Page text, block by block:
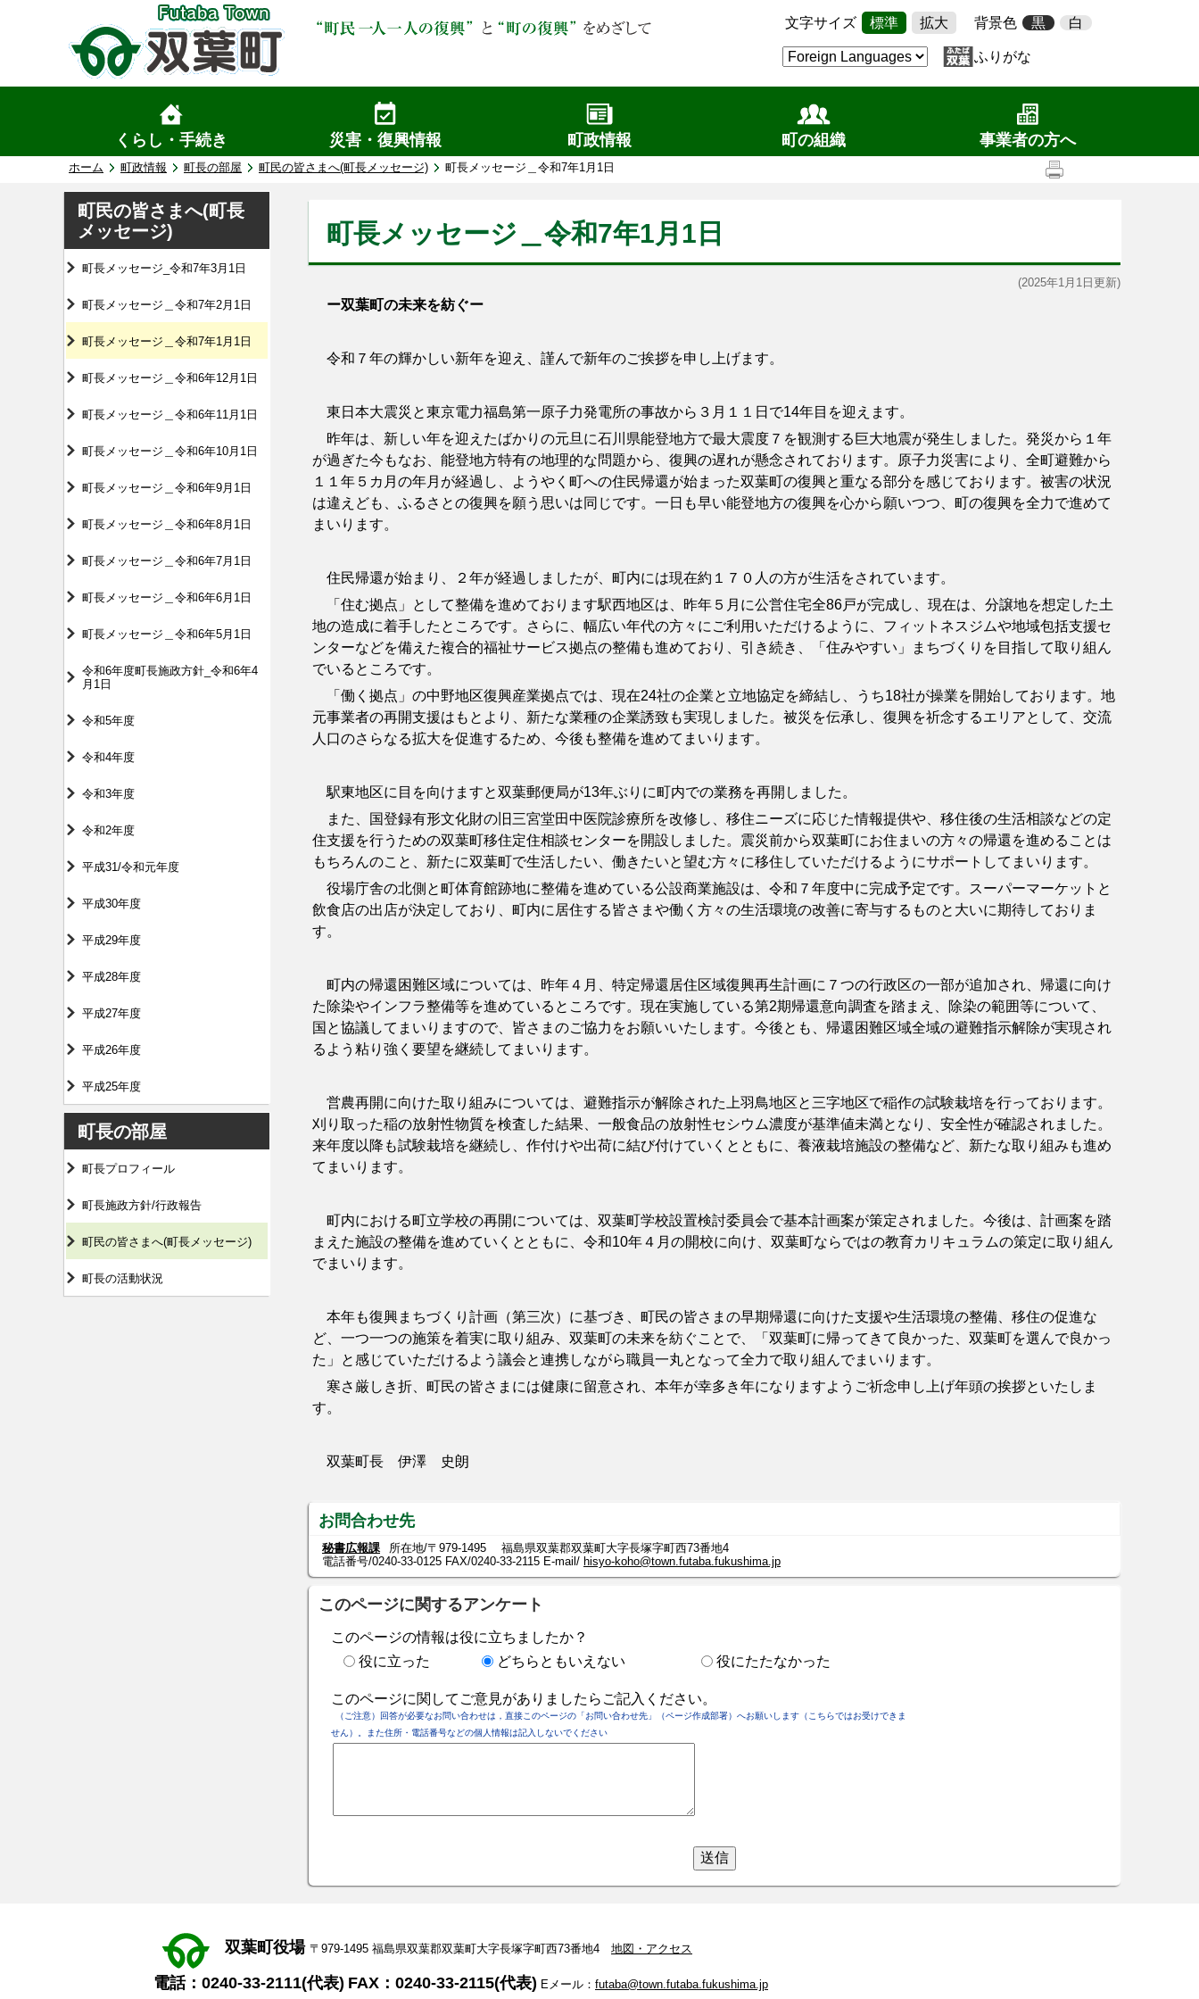
文字サイズ 標準 拡大 背景色 黒 白
ふりがな
くらし・手続き 災害・復興情報 町政情報 町の組織 事業者の方へ
ホーム 町政情報 町長の部屋 町民の皆さまへ(町長メッセージ) 町長メッセージ＿令和7年1月1日
町民の皆さまへ(町長
メッセージ)
町長メッセージ_令和7年3月1日
町長メッセージ＿令和7年2月1日
町長メッセージ＿令和7年1月1日
町長メッセージ＿令和6年12月1日
町長メッセージ＿令和6年11月1日
町長メッセージ＿令和6年10月1日
町長メッセージ＿令和6年9月1日
町長メッセージ＿令和6年8月1日
町長メッセージ＿令和6年7月1日
町長メッセージ＿令和6年6月1日
町長メッセージ＿令和6年5月1日
令和6年度町長施政方針_令和6年4
月1日
令和5年度
令和4年度
令和3年度
令和2年度
平成31/令和元年度
平成30年度
平成29年度
平成28年度
平成27年度
平成26年度
平成25年度
町長の部屋
町長プロフィール
町長施政方針/行政報告
町民の皆さまへ(町長メッセージ)
町長の活動状況
町長メッセージ＿令和7年1月1日
(2025年1月1日更新)
ー双葉町の未来を紡ぐー
令和７年の輝かしい新年を迎え、謹んで新年のご挨拶を申し上げます。
東日本大震災と東京電力福島第一原子力発電所の事故から３月１１日で14年目を迎えます。
昨年は、新しい年を迎えたばかりの元旦に石川県能登地方で最大震度７を観測する巨大地震が発生しました。発災から１年
が過ぎた今もなお、能登地方特有の地理的な問題から、復興の遅れが懸念されております。原子力災害により、全町避難から
１１年５カ月の年月が経過し、ようやく町への住民帰還が始まった双葉町の復興と重なる部分を感じております。被害の状況
は違えども、ふるさとの復興を願う思いは同じです。一日も早い能登地方の復興を心から願いつつ、町の復興を全力で進めて
まいります。
住民帰還が始まり、２年が経過しましたが、町内には現在約１７０人の方が生活をされています。
「住む拠点」として整備を進めております駅西地区は、昨年５月に公営住宅全86戸が完成し、現在は、分譲地を想定した土
地の造成に着手したところです。さらに、幅広い年代の方々にご利用いただけるように、フィットネスジムや地域包括支援セ
ンターなどを備えた複合的福祉サービス拠点の整備も進めており、引き続き、「住みやすい」まちづくりを目指して取り組ん
でいるところです。
「働く拠点」の中野地区復興産業拠点では、現在24社の企業と立地協定を締結し、うち18社が操業を開始しております。地
元事業者の再開支援はもとより、新たな業種の企業誘致も実現しました。被災を伝承し、復興を祈念するエリアとして、交流
人口のさらなる拡大を促進するため、今後も整備を進めてまいります。
駅東地区に目を向けますと双葉郵便局が13年ぶりに町内での業務を再開しました。
また、国登録有形文化財の旧三宮堂田中医院診療所を改修し、移住ニーズに応じた情報提供や、移住後の生活相談などの定
住支援を行うための双葉町移住定住相談センターを開設しました。震災前から双葉町にお住まいの方々の帰還を進めることは
もちろんのこと、新たに双葉町で生活したい、働きたいと望む方々に移住していただけるようにサポートしてまいります。
役場庁舎の北側と町体育館跡地に整備を進めている公設商業施設は、令和７年度中に完成予定です。スーパーマーケットと
飲食店の出店が決定しており、町内に居住する皆さまや働く方々の生活環境の改善に寄与するものと大いに期待しておりま
す。
町内の帰還困難区域については、昨年４月、特定帰還居住区域復興再生計画に７つの行政区の一部が追加され、帰還に向け
た除染やインフラ整備等を進めているところです。現在実施している第2期帰還意向調査を踏まえ、除染の範囲等について、
国と協議してまいりますので、皆さまのご協力をお願いいたします。今後とも、帰還困難区域全域の避難指示解除が実現され
るよう粘り強く要望を継続してまいります。
営農再開に向けた取り組みについては、避難指示が解除された上羽鳥地区と三字地区で稲作の試験栽培を行っております。
刈り取った稲の放射性物質を検査した結果、一般食品の放射性セシウム濃度が基準値未満となり、安全性が確認されました。
来年度以降も試験栽培を継続し、作付けや出荷に結び付けていくとともに、養液栽培施設の整備など、新たな取り組みも進め
てまいります。
町内における町立学校の再開については、双葉町学校設置検討委員会で基本計画案が策定されました。今後は、計画案を踏
まえた施設の整備を進めていくとともに、令和10年４月の開校に向け、双葉町ならではの教育カリキュラムの策定に取り組ん
でまいります。
本年も復興まちづくり計画（第三次）に基づき、町民の皆さまの早期帰還に向けた支援や生活環境の整備、移住の促進な
ど、一つ一つの施策を着実に取り組み、双葉町の未来を紡ぐことで、「双葉町に帰ってきて良かった、双葉町を選んで良かっ
た」と感じていただけるよう議会と連携しながら職員一丸となって全力で取り組んでまいります。
寒さ厳しき折、町民の皆さまには健康に留意され、本年が幸多き年になりますようご祈念申し上げ年頭の挨拶といたしま
す。
双葉町長 伊澤 史朗
お問合わせ先
秘書広報課
所在地/〒979-1495 福島県双葉郡双葉町大字長塚字町西73番地4
電話番号/0240-33-0125 FAX/0240-33-2115 E-mail/ hisyo-koho@town.futaba.fukushima.jp
このページに関するアンケート
このページの情報は役に立ちましたか？
役に立った
どちらともいえない 役にたたなかった
このページに関してご意見がありましたらご記入ください。
（ご注意）回答が必要なお問い合わせは，直接このページの「お問い合わせ先」（ページ作成部署）へお願いします（こちらではお受けできま
せん）。また住所・電話番号などの個人情報は記入しないでください
双葉町役場 〒979-1495 福島県双葉郡双葉町大字長塚字町西73番地4 地図・アクセス
電話：0240-33-2111(代表) FAX：0240-33-2115(代表) Eメール： futaba@town.futaba.fukushima.jp